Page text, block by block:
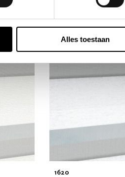
Alles toestaan
1620